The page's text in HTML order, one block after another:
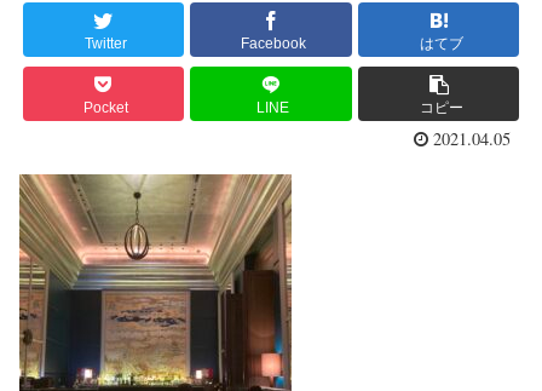
Twitter Facebook はてブ
Pocket LINE コピー
2021.04.05